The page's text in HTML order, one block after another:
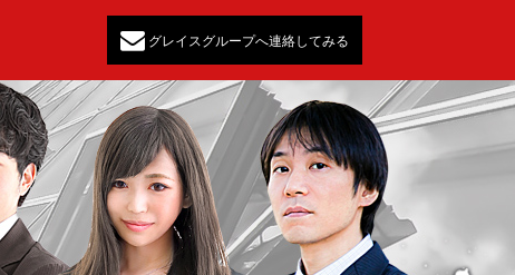
グレイスグループへ連絡してみる